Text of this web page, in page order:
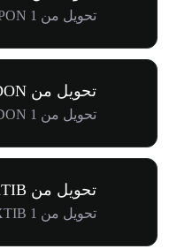
تحويل من 1 SHOPON إلى zł550.70
تحويل من GLDON إلى PLN
تحويل من 1 GLDON إلى zł1.45K
تحويل من AXTIB إلى PLN
تحويل من 1 AXTIB إلى zł286.40